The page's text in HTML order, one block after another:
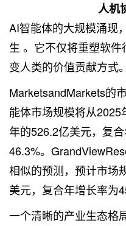
人机
AI智能体的大规模涌现
生 。它不仅将重塑软
变人类的价值贡献方式。
MarketsandMarkets的
能体市场规模将从
年的526.2亿美元，复
46.3%。
相似的预测，预计市场
美元，复合年增长率为
一个清晰的产业生态格